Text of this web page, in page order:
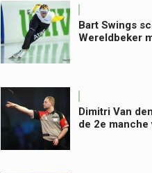
Bart Swings
Wereldbeker
Dimitri Van
de 2e manche